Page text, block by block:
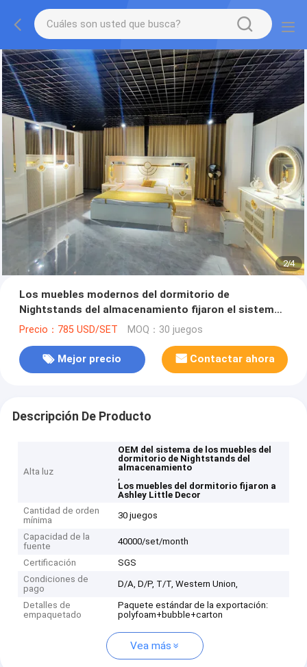
2/4
Los muebles modernos del dormitorio de
Nightstands del almacenamiento fijaron el sistema
completo Ashley Little Decor
Precio：785 USD/SET MOQ：30 juegos
Mejor precio Contactar ahora
Descripción De Producto
Alta luz
OEM del sistema de los muebles del
dormitorio de Nightstands del
almacenamiento
,
Los muebles del dormitorio fijaron a
Ashley Little Decor
Cantidad de orden
mínima
30 juegos
Capacidad de la
fuente
40000/set/month
Certificación
SGS
Condiciones de
pago
D/A, D/P, T/T, Western Union,
Detalles de
empaquetado
Paquete estándar de la exportación:
polyfoam+bubble+carton
Vea más